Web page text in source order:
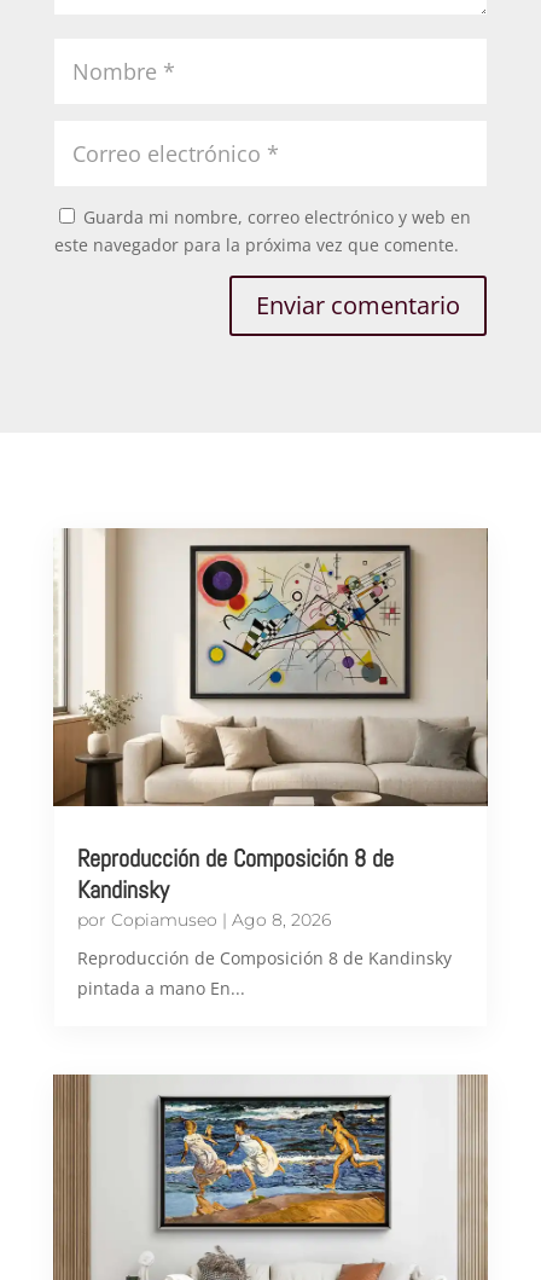
Guarda mi nombre, correo electrónico y web en
este navegador para la próxima vez que comente.
Enviar comentario
Reproducción de Composición 8 de
Kandinsky
por Copiamuseo | Ago 8, 2026
Reproducción de Composición 8 de Kandinsky
pintada a mano En...